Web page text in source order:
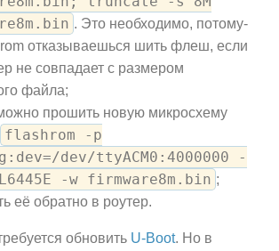
. Это необходимо, потому-
отказываешься шить флеш, если
не совпадает с размером
файла;
прошить новую микросхему
flashrom -p
dev/ttyACM0:4000000 -
-w firmware8m.bin ;
её обратно в роутер.
обновить U-Boot. Но в